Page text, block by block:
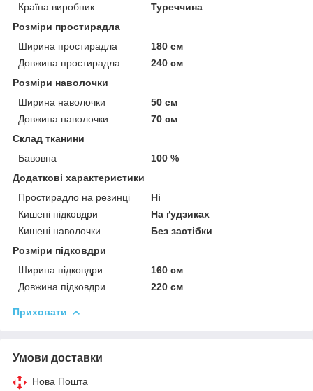
Країна виробник
Туреччина
Розміри простирадла
Ширина простирадла
180 см
Довжина простирадла
240 см
Розміри наволочки
Ширина наволочки
50 см
Довжина наволочки
70 см
Склад тканини
Бавовна
100 %
Додаткові характеристики
Простирадло на резинці
Ні
Кишені підковдри
На ґудзиках
Кишені наволочки
Без застібки
Розміри підковдри
Ширина підковдри
160 см
Довжина підковдри
220 см
Приховати
Умови доставки
Нова Пошта